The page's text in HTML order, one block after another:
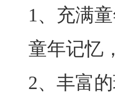
1、充满
童年记忆
2、丰富